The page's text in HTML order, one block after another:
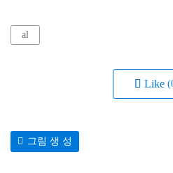
al
Like
그림 생 성